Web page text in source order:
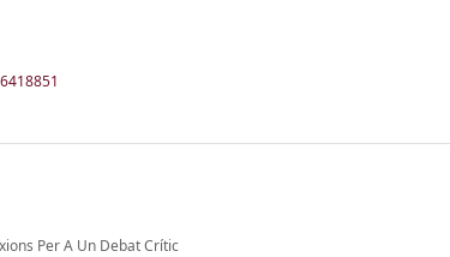
Per A Un Debat Crític